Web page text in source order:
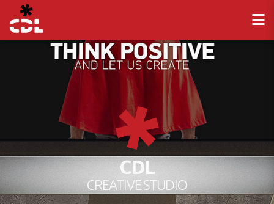
CDL
CREATIVE STUDIO